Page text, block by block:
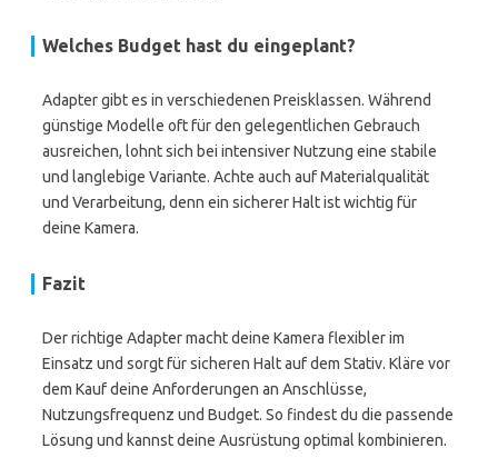
Welches Budget hast du eingeplant?
Adapter gibt es in verschiedenen Preisklassen. Während
günstige Modelle oft für den gelegentlichen Gebrauch
ausreichen, lohnt sich bei intensiver Nutzung eine stabile
und langlebige Variante. Achte auch auf Materialqualität
und Verarbeitung, denn ein sicherer Halt ist wichtig für
deine Kamera.
Fazit
Der richtige Adapter macht deine Kamera flexibler im
Einsatz und sorgt für sicheren Halt auf dem Stativ. Kläre vor
dem Kauf deine Anforderungen an Anschlüsse,
Nutzungsfrequenz und Budget. So findest du die passende
Lösung und kannst deine Ausrüstung optimal kombinieren.